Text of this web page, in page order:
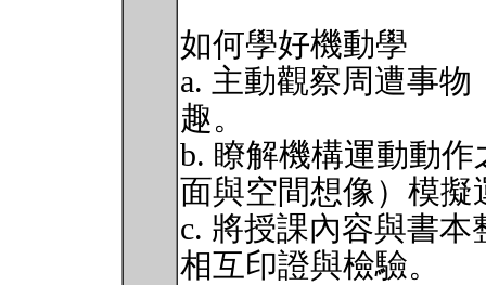
如何學好機動學
a. 主動觀察周遭事
趣。
b. 瞭解機構運動動
面與空間想像）模擬
c. 將授課內容與書
相互印證與檢驗。